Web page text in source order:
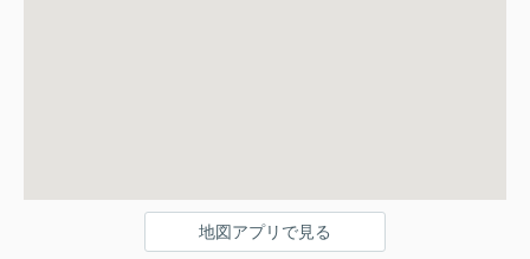
地図アプリで見る